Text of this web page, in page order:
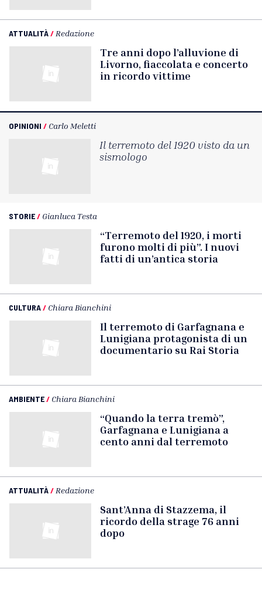
ATTUALITÀ/ Redazione
Tre anni dopo l’alluvione di
Livorno, fiaccolata e concerto
in ricordo vittime
OPINIONI / Carlo Meletti
Il terremoto del 1920 visto da un
sismologo
STORIE/ Gianluca Testa
“Terremoto del 1920, i morti
furono molti di più”. I nuovi
fatti di un’antica storia
CULTURA/ Chiara Bianchini
Il terremoto di Garfagnana e
Lunigiana protagonista di un
documentario su Rai Storia
AMBIENTE/ Chiara Bianchini
“Quando la terra tremò”,
Garfagnana e Lunigiana a
cento anni dal terremoto
ATTUALITÀ/ Redazione
Sant’Anna di Stazzema, il
ricordo della strage 76 anni
dopo